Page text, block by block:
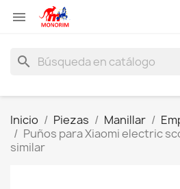

search
Inicio Piezas Manillar
Puños para Xiaomi electric
similar